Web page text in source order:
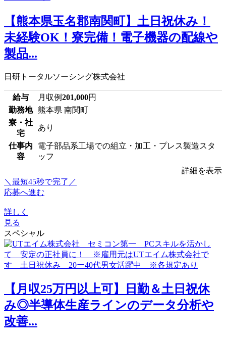
【熊本県玉名郡南関町】土日祝休み！
未経験OK！寮完備！電子機器の配線や
製品...
日研トータルソーシング株式会社
給与 月収例201,000円
勤務地 熊本県 南関町
寮・社
宅
あり
仕事内
容
電子部品系工場での組立・加工・プレス製造スタ
ッフ
詳細を表示
＼最短45秒で完了／
応募へ進む
詳しく
見る
スペシャル
【月収25万円以上可】日勤＆土日祝休
み◎半導体生産ラインのデータ分析や
改善...